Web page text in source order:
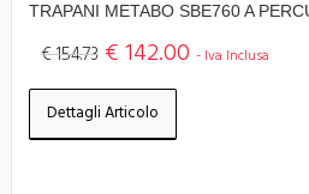
TRAPANI METABO SBE760 A
€ 154.73 € 142.00 - Iva Inclusa
Dettagli Articolo